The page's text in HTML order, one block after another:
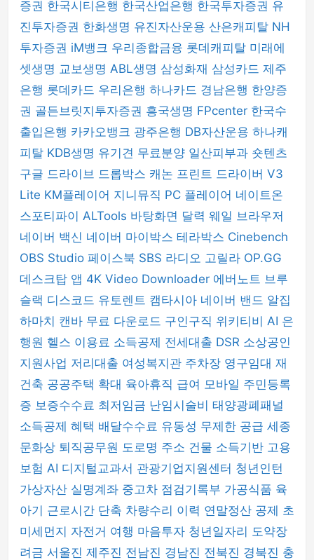
증권 한국시티은행 한국산업은행 한국투자증권 유
진투자증권 한화생명 유진자산운용 산은캐피탈 NH
투자증권 iM뱅크 우리종합금융 롯데캐피탈 미래에
셋생명 교보생명 ABL생명 삼성화재 삼성카드 제주
은행 롯데카드 우리은행 하나카드 경남은행 한양증
권 골든브릿지투자증권 흥국생명 FPcenter 한국수
출입은행 카카오뱅크 광주은행 DB자산운용 하나캐
피탈 KDB생명 유기견 무료분양 일산피부과 숏텐츠
구글 드라이브 드롭박스 캐논 프린트 드라이버 V3
Lite KM플레이어 지니뮤직 PC 플레이어 네이트온
스포티파이 ALTools 바탕화면 달력 웨일 브라우저
네이버 백신 네이버 마이박스 테라박스 Cinebench
OBS Studio 페이스북 SBS 라디오 고릴라 OP.GG
데스크탑 앱 4K Video Downloader 에버노트 브루
슬랙 디스코드 유토렌트 캠타시아 네이버 밴드 알집
하마치 캔바 무료 다운로드 구인구직 위키티비 AI 은
행원 헬스 이용료 소득공제 전세대출 DSR 소상공인
지원사업 저리대출 여성복지관 주차장 영구임대 재
건축 공공주택 확대 육아휴직 급여 모바일 주민등록
증 보증수수료 최저임금 난임시술비 태양광폐패널
소득공제 혜택 배달수수료 유동성 무제한 공급 세종
문화상 퇴직공무원 도로명 주소 건물 소득기반 고용
보험 AI 디지털교과서 관광기업지원센터 청년인턴
가상자산 실명계좌 중고차 점검기록부 가공식품 육
아기 근로시간 단축 차량수리 이력 연말정산 공제 초
미세먼지 자전거 여행 마음투자 청년일자리 도약장
려금 서울진 제주진 전남진 경남진 전북진 경북진 충